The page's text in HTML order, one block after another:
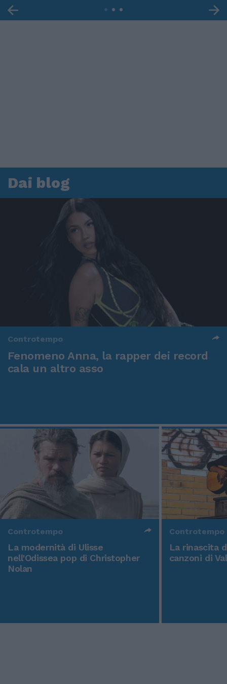
Dai blog
Controtempo
Fenomeno Anna, la rapper dei record
cala un altro asso
Controtempo
La modernità di Ulisse
nell'Odissea pop di Christopher
Nolan
Controtempo
La rinascita
canzoni di